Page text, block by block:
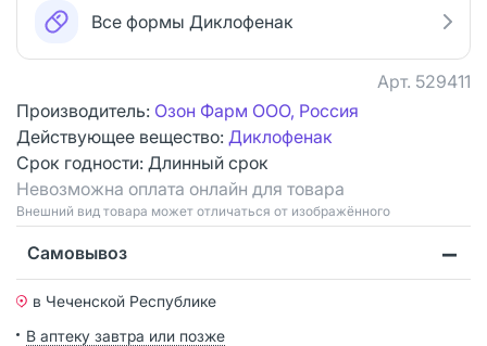
Все формы Диклофенак
Арт. 529411
Производитель: Озон Фарм ООО, Россия
Действующее вещество: Диклофенак
Срок годности: Длинный срок
Невозможна оплата онлайн для товара
Bнешний вид товара может отличаться от изображённого
Самовывоз
в Чеченской Республике
В аптеку завтра или позже